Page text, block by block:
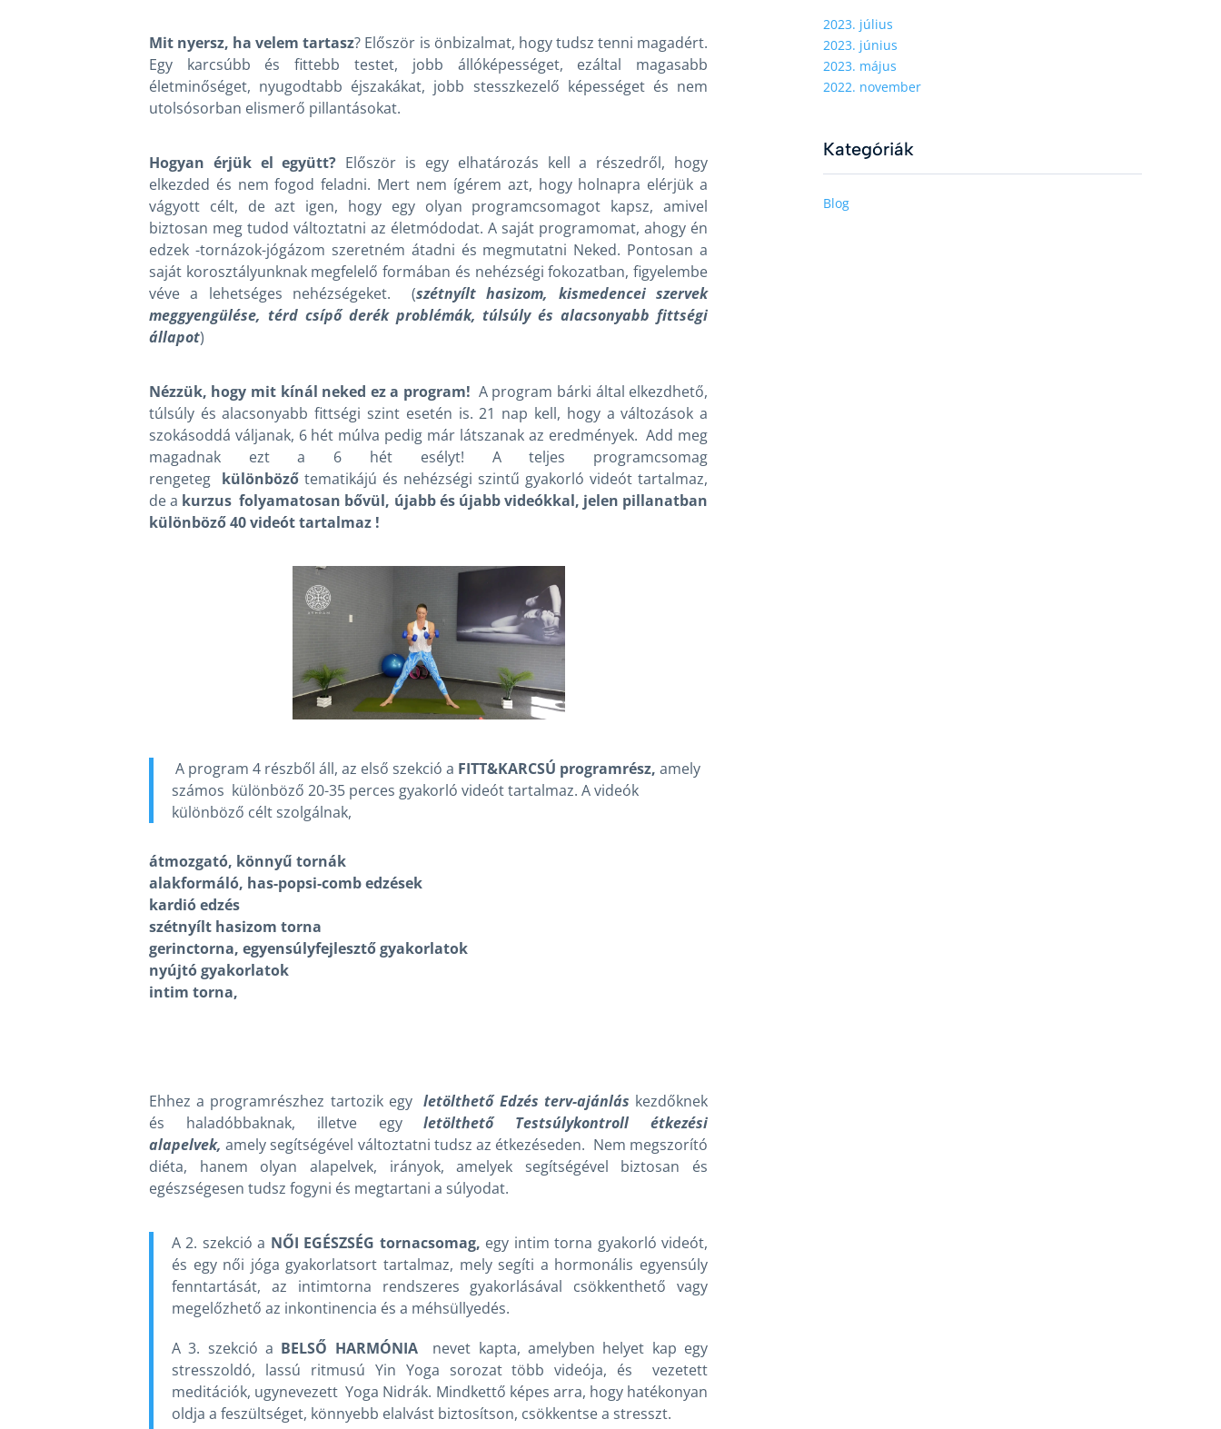
Mit nyersz, ha velem tartasz? Először is önbizalmat, hogy tudsz tenni magadért.
Egy karcsúbb és fittebb testet, jobb állóképességet, ezáltal magasabb
életminőséget, nyugodtabb éjszakákat, jobb stesszkezelő képességet és nem
utolsósorban elismerő pillantásokat.
Hogyan érjük el együtt? Először is egy elhatározás kell a részedről, hogy
elkezded és nem fogod feladni. Mert nem ígérem azt, hogy holnapra elérjük a
vágyott célt, de azt igen, hogy egy olyan programcsomagot kapsz, amivel
biztosan meg tudod változtatni az életmódodat. A saját programomat, ahogy én
edzek -tornázok-jógázom szeretném átadni és megmutatni Neked. Pontosan a
saját korosztályunknak megfelelő formában és nehézségi fokozatban, figyelembe
véve a lehetséges nehézségeket. (szétnyílt hasizom, kismedencei szervek
meggyengülése, térd csípő derék problémák, túlsúly és alacsonyabb fittségi
állapot)
Nézzük, hogy mit kínál neked ez a program! A program bárki által elkezdhető,
túlsúly és alacsonyabb fittségi szint esetén is. 21 nap kell, hogy a változások a
szokásoddá váljanak, 6 hét múlva pedig már látszanak az eredmények. Add meg
magadnak ezt a 6 hét esélyt! A teljes programcsomag
rengeteg különbözőtematikájú és nehézségi szintű gyakorló videót tartalmaz,
de a kurzus folyamatosan bővül, újabb és újabb videókkal, jelen pillanatban
különböző 40 videót tartalmaz !
A program 4 részből áll, az első szekció a FITT&KARCSÚ programrész, amely
számos különböző 20-35 perces gyakorló videót tartalmaz. A videók
különböző célt szolgálnak,
átmozgató, könnyű tornák
alakformáló, has-popsi-comb edzések
kardió edzés
szétnyílt hasizom torna
gerinctorna, egyensúlyfejlesztő gyakorlatok
nyújtó gyakorlatok
intim torna,
Ehhez a programrészhez tartozik egyletölthető Edzés terv-ajánlás kezdőknek
és haladóbbaknak, illetve egyletölthető Testsúlykontroll étkezési
alapelvek, amely segítségével változtatni tudsz az étkezéseden. Nem megszorító
diéta, hanem olyan alapelvek, irányok, amelyek segítségével biztosan és
egészségesen tudsz fogyni és megtartani a súlyodat.
A 2. szekció a NŐI EGÉSZSÉG tornacsomag, egy intim torna gyakorló videót,
és egy női jóga gyakorlatsort tartalmaz, mely segíti a hormonális egyensúly
fenntartását, az intimtorna rendszeres gyakorlásával csökkenthető vagy
megelőzhető az inkontinencia és a méhsüllyedés.
A 3. szekció a BELSŐ HARMÓNIA
nevet kapta, amelyben helyet kap egy
stresszoldó, lassú ritmusú Yin Yoga sorozat több videója, és vezetett
meditációk, ugynevezett Yoga Nidrák. Mindkettő képes arra, hogy hatékonyan
oldja a feszültséget, könnyebb elalvást biztosítson, csökkentse a stresszt.
2023. július
2023. június
2023. május
2022. november
Kategóriák
Blog